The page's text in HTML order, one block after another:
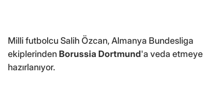
Milli futbolcu Salih Özcan, Almanya Bundesliga
ekiplerinden Borussia Dortmund'a veda etmeye
hazırlanıyor.